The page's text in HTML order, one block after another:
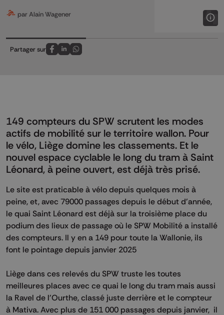
par Alain Wagener
Partager sur
Partagez sur FaceBook
Partagez sur LinkedIn
Partagez sur Whatsapp
149 compteurs du SPW scrutent les modes
actifs de mobilité sur le territoire wallon. Pour
le vélo, Liège domine les classements. Et le
nouvel espace cyclable le long du tram à Saint
Léonard, à peine ouvert, est déjà très prisé.
Le site est praticable à vélo depuis quelques mois à
peine, et, avec 79000 passages depuis le début d'année,
le quai Saint Léonard est déjà sur la troisième place du
podium des lieux de passage où le SPW Mobilité a installé
des compteurs. Il y en a 149 pour toute la Wallonie, ils
font le pointage depuis janvier 2025
Liège dans ces relevés du SPW truste les toutes
meilleures places avec ce quai le long du tram mais aussi
la Ravel de l'Ourthe, classé juste derrière et le compteur
à Mativa. Avec plus de 151 000 passages depuis janvier, il